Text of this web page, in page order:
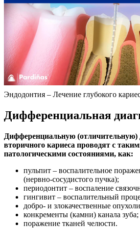
Эндодонтия – Лечение глубокого
Дифференциальная
Дифференциальную (отличительную)
вторичного кариеса проводят с
патологическими состояниями, как:
пульпит – воспалительное
(нервно-сосудистого пучка);
периодонтит – воспаление
гингивит – воспалительный
добро- и злокачественные
конкременты (камни) канала зуба;
поражение тканей челюсти.